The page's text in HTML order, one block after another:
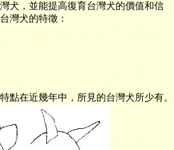
犬，並能提高復育台灣犬的價值和信
灣犬的特徵：
在近幾年中，所見的台灣犬所少有。